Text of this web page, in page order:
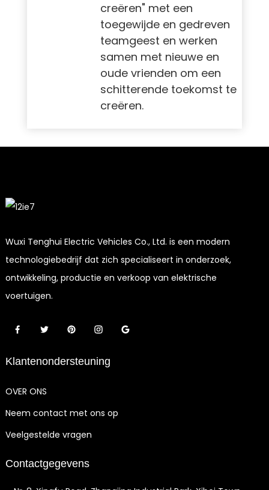
creëren" met een
toegewijde en gedreven
teamgeest en werken
samen met nieuwe en
oude vrienden om een ​​
schitterende toekomst te
creëren.
Wuxi Tenghui Electric Vehicles Co., Ltd. is een modern
technologiebedrijf dat zich specialiseert in onderzoek,
ontwikkeling, productie en verkoop van elektrische
voertuigen.
Klantenondersteuning
OVER ONS
Neem contact met ons op
Veelgestelde vragen
Contactgegevens